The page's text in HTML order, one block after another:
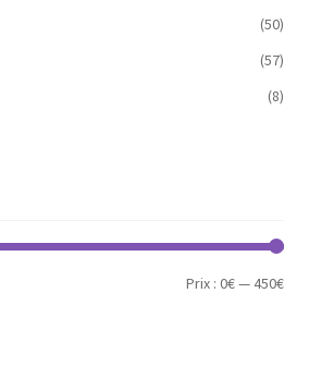
(50)
(57)
(8)
Prix
Prix
Prix :0€—450€